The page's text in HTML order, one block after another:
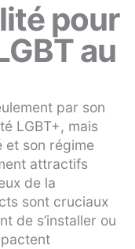
pour
au
par son
LGBT+, mais
et son régime
attractifs
de la
sont cruciaux
de s’installer ou